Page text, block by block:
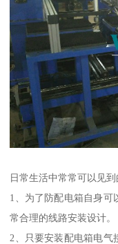
日常生活中常常可以见到
1、为了防配电箱自身可
常合理的线路安装设计。
2、只要安装配电箱电气